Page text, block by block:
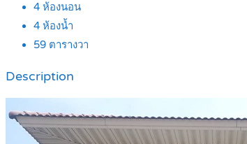
4 ห้องนอน
4 ห้องน้ำ
59 ตารางวา
Description